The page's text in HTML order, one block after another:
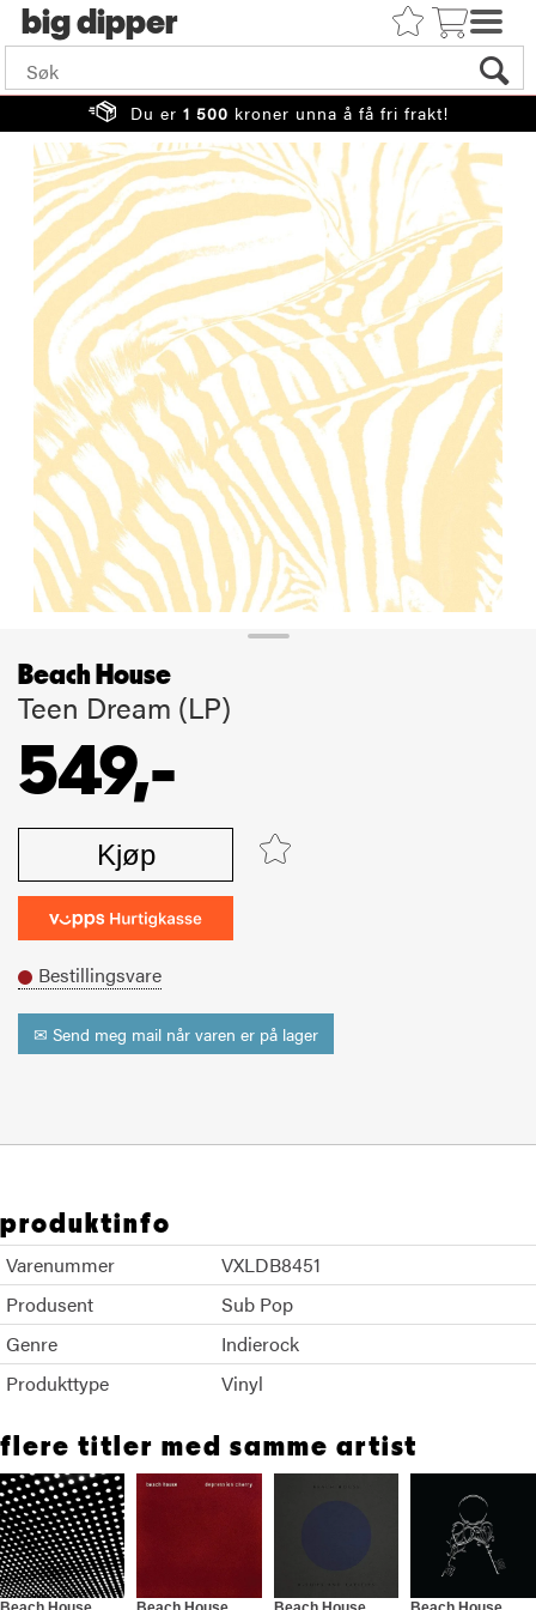
big
Du er 1 500 kroner unna å få fri frakt!
Beach House
Teen Dream (LP)
549,-
Kjøp
Bestillingsvare
✉ Send meg mail når varen er på lager
produktinfo
Varenummer
VXLDB8451
Produsent
Sub Pop
Genre
Indierock
Produkttype
Vinyl
flere titler med samme artist